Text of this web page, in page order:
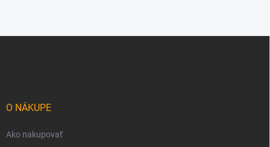
O NÁKUPE
Ako nakupovať